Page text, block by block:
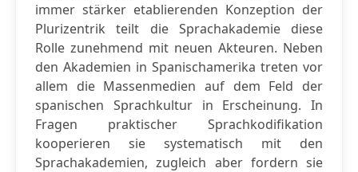
immer stärker etablierenden Konzeption der
Plurizentrik teilt die Sprachakademie diese
Rolle zunehmend mit neuen Akteuren. Neben
den Akademien in Spanischamerika treten vor
allem die Massenmedien auf dem Feld der
spanischen Sprachkultur in Erscheinung. In
Fragen praktischer Sprachkodifikation
kooperieren sie systematisch mit den
Sprachakademien, zugleich aber fordern sie